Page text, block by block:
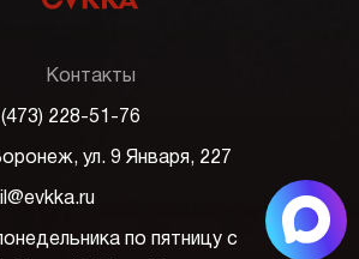
Контакты
228-51-76
ул. 9 Января, 227
по пятницу с